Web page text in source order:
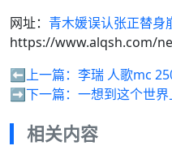
网址： 青木媛误认张正替身
https://www.alqsh.com/
⬅️上一篇： 李瑞 人歌mc
➡️下一篇： 一想到这个世
相关内容